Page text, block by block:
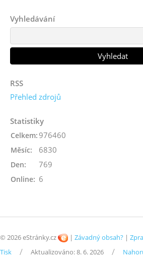
Vyhledávání
RSS
Přehled zdrojů
Statistiky
Online: 6
Celkem: 976460
Měsíc: 6830
Den: 769
© 2026 eStránky.cz | Závadný obsah? |
Tisk / Aktualizováno: 8. 6. 2026 /